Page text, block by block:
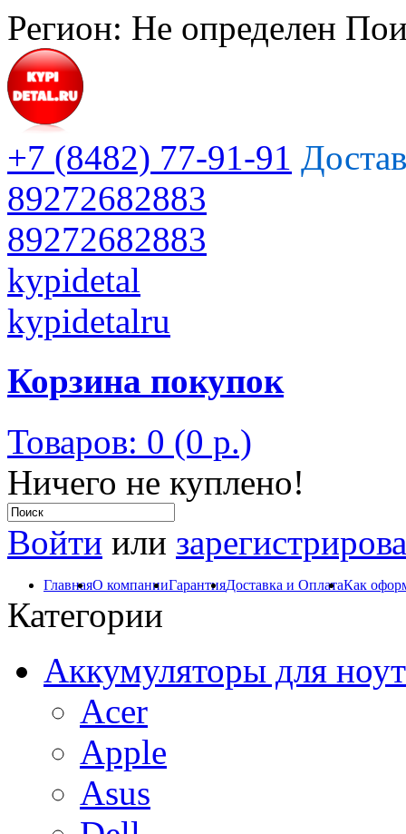
Регион: Не определен
+7 (8482) 77-91-91
89272682883
89272682883
kypidetal
kypidetalru
Корзина покупок
Товаров: 0 (0 р.)
Ничего не куплено!
Войти или
ГлавнаяО компанииГарантияДоставка и ОплатаКак
Категории
Аккумуляторы для
Acer
Apple
Asus